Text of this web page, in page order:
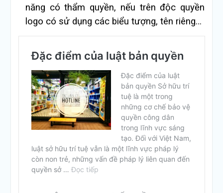
năng có thẩm quyền, nếu trên độc quyền
logo có sử dụng các biểu tượng, tên riêng…